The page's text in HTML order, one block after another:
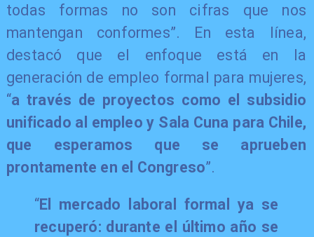
todas formas no son cifras que nos
mantengan conformes”. En esta línea,
destacó que el enfoque está en la
generación de empleo formal para mujeres,
“a través de proyectos como el subsidio
unificado al empleo y Sala Cuna para Chile,
que esperamos que se aprueben
prontamente en el Congreso”.
“El mercado laboral formal ya se
recuperó: durante el último año se